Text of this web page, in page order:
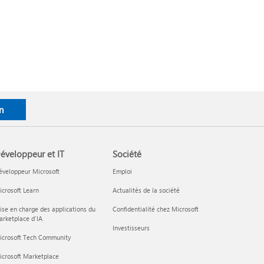
et IT
Microsoft
Learn
en charge des applications du
d’IA
Tech Community
Marketplace
Société
Emploi
Actualités de la société
Confidentialité chez Microsoft
Investisseurs